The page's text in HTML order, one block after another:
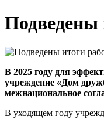
Подведены
В 2025 году для
учреждение «Дом
межнациональное
В уходящем году